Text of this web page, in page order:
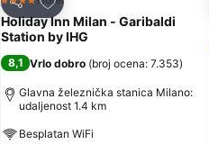
Deli
4 Zvezdice
Holiday Inn Milan - Garibaldi
Station by IHG
8,1 Vrlo dobro (broj ocena: 7.353)
Glavna železnička stanica Milano:
udaljenost 1.4 km
Besplatan WiFi